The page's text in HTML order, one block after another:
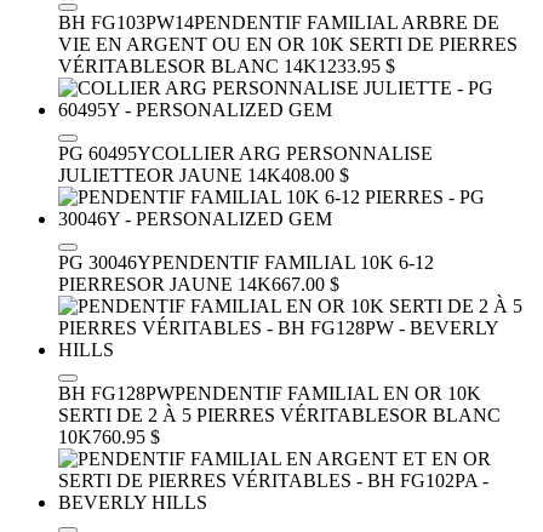
BH FG103PW14PENDENTIF FAMILIAL ARBRE DE
VIE EN ARGENT OU EN OR 10K SERTI DE PIERRES
VÉRITABLESOR BLANC 14K1233.95 $
PG 60495YCOLLIER ARG PERSONNALISE
JULIETTEOR JAUNE 14K408.00 $
PG 30046YPENDENTIF FAMILIAL 10K 6-12
PIERRESOR JAUNE 14K667.00 $
BH FG128PWPENDENTIF FAMILIAL EN OR 10K
SERTI DE 2 À 5 PIERRES VÉRITABLESOR BLANC
10K760.95 $